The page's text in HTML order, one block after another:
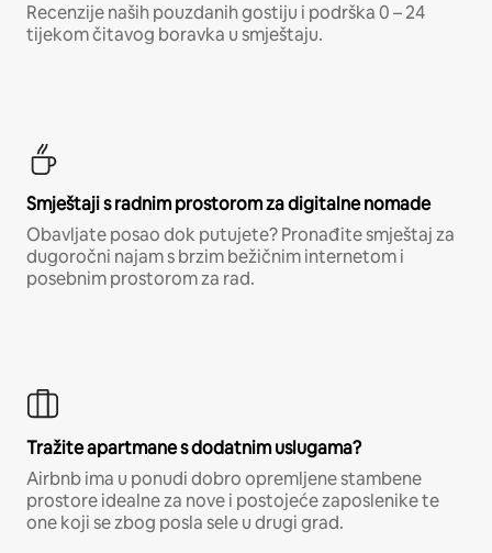
Recenzije naših pouzdanih gostiju i podrška 0 – 24
tijekom čitavog boravka u smještaju.
Smještaji s radnim prostorom za digitalne nomade
Obavljate posao dok putujete? Pronađite smještaj za
dugoročni najam s brzim bežičnim internetom i
posebnim prostorom za rad.
Tražite apartmane s dodatnim uslugama?
Airbnb ima u ponudi dobro opremljene stambene
prostore idealne za nove i postojeće zaposlenike te
one koji se zbog posla sele u drugi grad.